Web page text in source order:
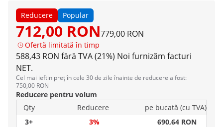
Reducere Popular
712,00 RON779,00 RON
Ofertă limitată în timp
588,43 RON fără TVA (21%) Noi furnizăm facturi
NET.
Cel mai ieftin preț în cele 30 de zile înainte de reducere a fost:
750,00 RON
Reducere pentru volum
Qty
Reducere
pe bucată (cu TVA)
3+
3%
690,64 RON